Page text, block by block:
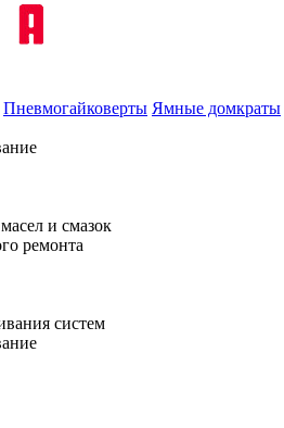
Пневмогайковерты Ямные домкраты
и смазок
ремонта
систем